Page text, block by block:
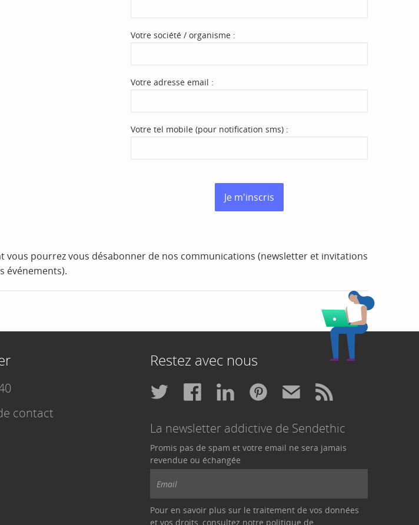
Votre société / organisme :
Votre adresse email :
Votre tel mobile (pour notification sms) :
Je m'inscris
pourrez vous désabonner de nos communications (newsletter et invitations
événements).
contact
Restez avec nous
La newsletter addictive de Sendethic
Promis pas de spam et votre email ne sera jamais
revendue ou échangée
Pour en savoir plus sur le traitement de vos données
et vos droits, consultez notre politique de